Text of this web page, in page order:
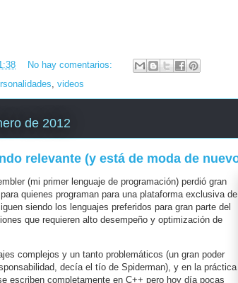
No hay comentarios:
, videos
de 2012
relevante (y está de moda de
(mi primer lenguaje de programación) perdió gran
quienes programan para una plataforma exclusiva de
siendo los lenguajes preferidos para gran parte del
que requieren alto desempeño y optimización de
complejos y un tanto problemáticos (un gran poder
decía el tío de Spiderman), y en la práctica
escriben completamente en C++ pero hoy día pocas